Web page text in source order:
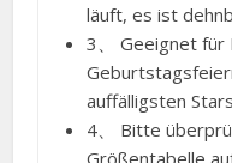
läuft, es ist
3、 Geeignet für
auffälligsten
4、 Bitte